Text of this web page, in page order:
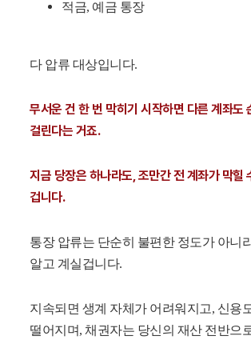
적금, 예금 통장
다 압류 대상입니다.
무서운 건 한 번 막히기 시작하면 다른 계좌도
걸린다는 거죠.
지금 당장은 하나라도, 조만간 전 계좌가 막힐
겁니다.
통장 압류는 단순히 불편한 정도가 아니
알고 계실겁니다.
지속되면 생계 자체가 어려워지고, 신용
떨어지며, 채권자는 당신의 재산 전반으